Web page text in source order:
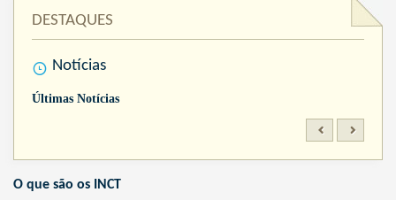
DESTAQUES
Notícias
Últimas Notícias
O que são os INCT